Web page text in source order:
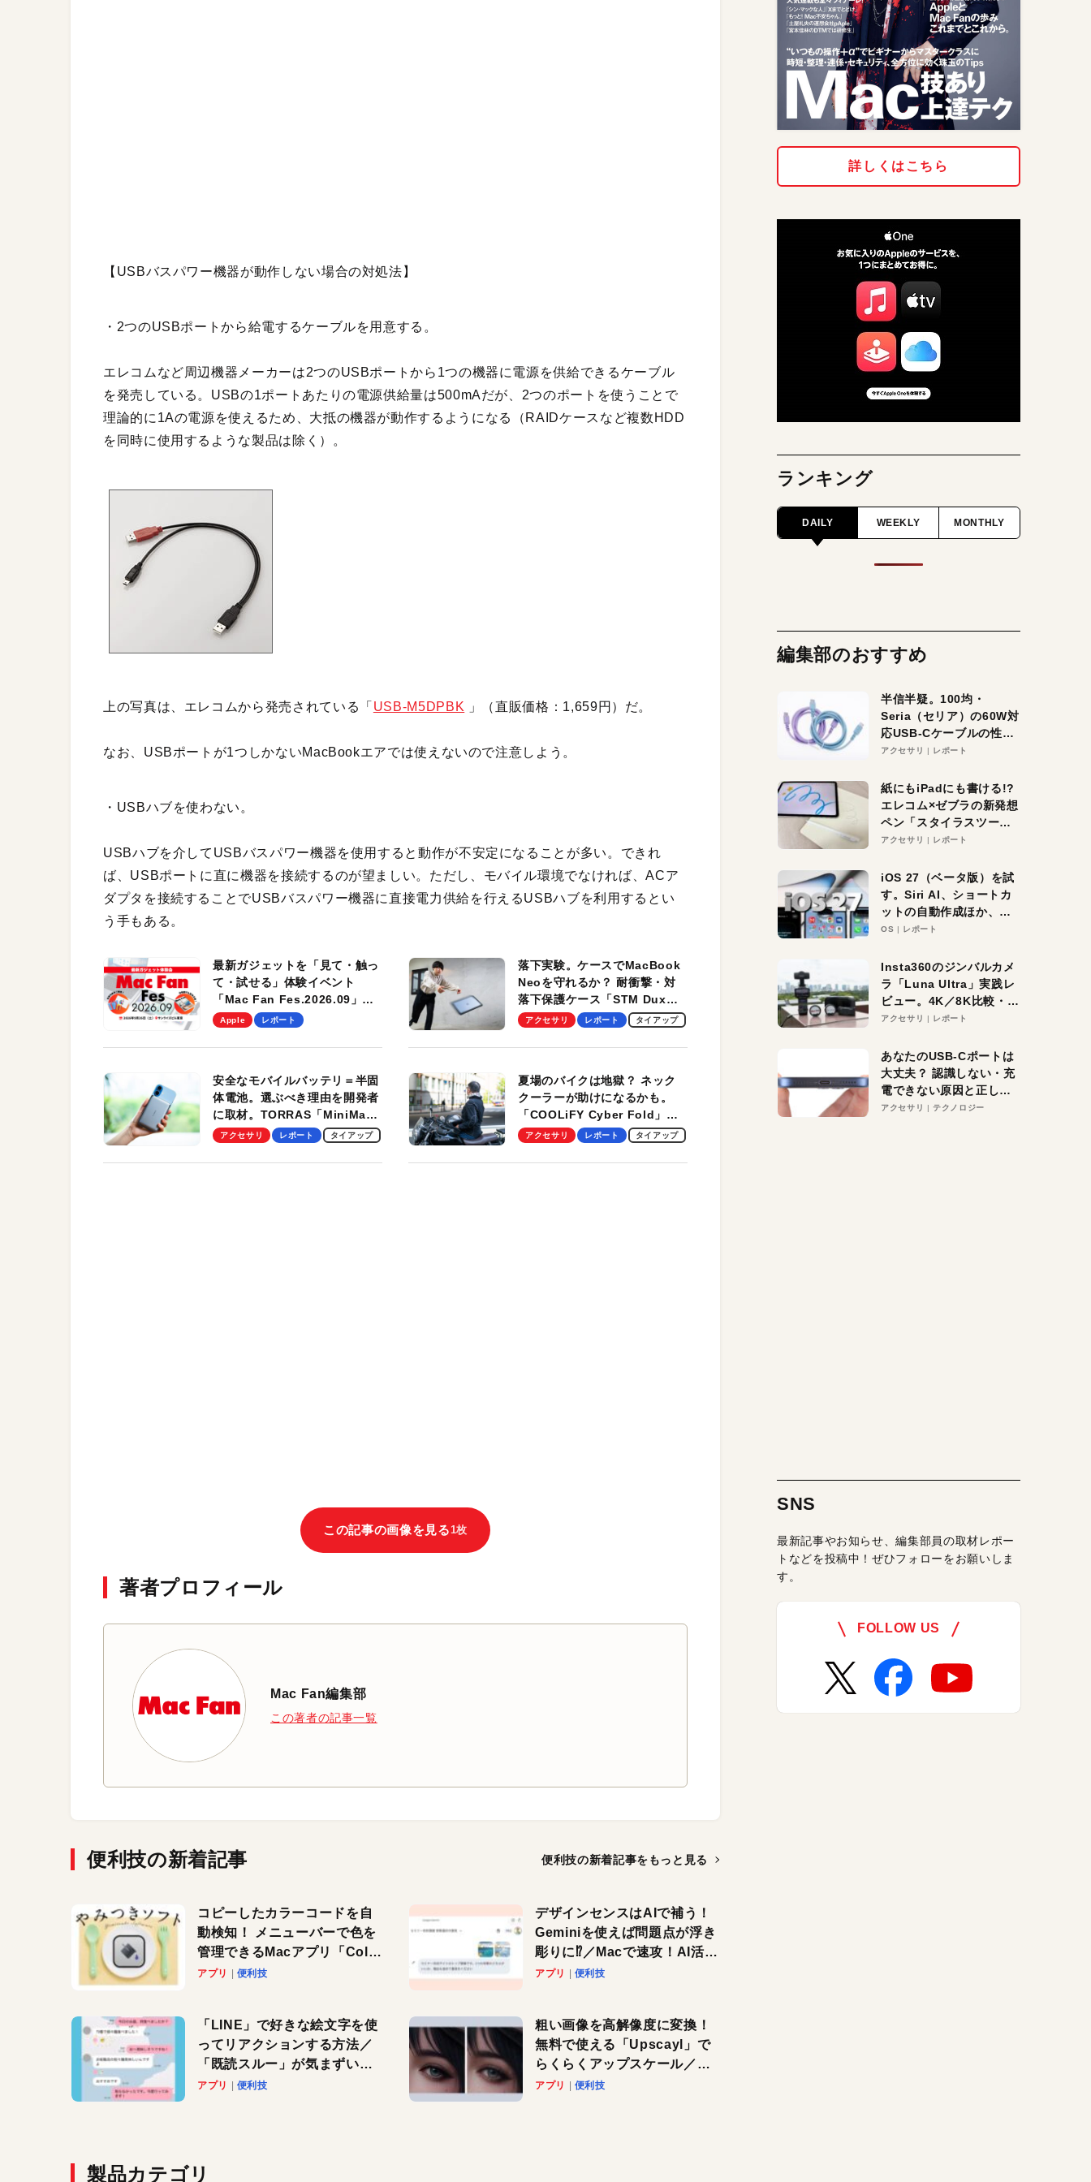
【USBバスパワー機器が動作しない場合の対処法】
・2つのUSBポートから給電するケーブルを用意する。
エレコムなど周辺機器メーカーは2つのUSBポートから1つの機器に電源を供給できるケーブル
を発売している。USBの1ポートあたりの電源供給量は500mAだが、2つのポートを使うことで
理論的に1Aの電源を使えるため、大抵の機器が動作するようになる（RAIDケースなど複数HDD
を同時に使用するような製品は除く）。
上の写真は、エレコムから発売されている「 USB-M5DPBK 」（直販価格：1,659円）だ。
なお、USBポートが1つしかないMacBookエアでは使えないので注意しよう。
・USBハブを使わない。
USBハブを介してUSBバスパワー機器を使用すると動作が不安定になることが多い。できれ
ば、USBポートに直に機器を接続するのが望ましい。ただし、モバイル環境でなければ、ACア
ダプタを接続することでUSBバスパワー機器に直接電力供給を行えるUSBハブを利用するとい
う手もある。
最新ガジェットを「見て・触っ
て・試せる」体験イベント
「Mac Fan Fes.2026.09」
を、9月26日（土）に開催しま
Apple レポート
落下実験。ケースでMacBook
Neoを守れるか？ 耐衝撃・対
落下保護ケース「STM Dux
Ultra」を検証。学生、ビジネ
適！
アクセサリ レポート タイアップ
安全なモバイルバッテリ＝半固
体電池。選ぶべき理由を開発者
に取材。TORRAS「MiniMag
Pro」の実機レビューも
アクセサリ レポート タイアップ
夏場のバイクは地獄？ ネック
クーラーが助けになるかも。
「COOLiFY Cyber Fold」レ
ビュー。冷却の速さ、密着する
性がグッド！
アクセサリ レポート タイアップ
この記事の画像を見る1枚
著者プロフィール
Mac Fan編集部
この著者の記事一覧
便利技の新着記事 便利技の新着記事をもっと見る
コピーしたカラーコードを自
動検知！ メニューバーで色を
管理できるMacアプリ「Color
Copy Bucket」
アプリ 便利技
デザインセンスはAIで補う！
Geminiを使えば問題点が浮き
彫りに⁉︎／Macで速攻！AI活用
テク
アプリ 便利技
「LINE」で好きな絵文字を使
ってリアクションする方法／
「既読スルー」が気まずいと
きに便利です！
アプリ 便利技
粗い画像を高解像度に変換！
無料で使える「Upscayl」で
らくらくアップスケール／
Macで速攻！AI活用テク
アプリ 便利技
製品カテゴリ
詳しくはこちら
ランキング
DAILY WEEKLY MONTHLY
編集部のおすすめ
半信半疑。100均・
Seria（セリア）の60W対
応USB-Cケーブルの性能
を検証。超コスパの1本を
アクセサリ レポート
紙にもiPadにも書ける!?
エレコム×ゼブラの新発想
ペン「スタイラスツーウ
ェイ」レビュー。持ち替
アクセサリ レポート
iOS 27（ベータ版）を試
す。Siri AI、ショートカ
ットの自動作成ほか、期
待大の便利機能5選。
る未来はすぐそこ！
OS レポート
Insta360のジンバルカメ
ラ「Luna Ultra」実践レ
ビュー。4K／8K比較・ズ
ーム・夜間撮影をチェッ
アクセサリ レポート
あなたのUSB-Cポートは
大丈夫？ 認識しない・充
電できない原因と正しい
対策
アクセサリ テクノロジー
SNS
最新記事やお知らせ、編集部員の取材レポー
トなどを投稿中！ぜひフォローをお願いしま
す。
FOLLOW US